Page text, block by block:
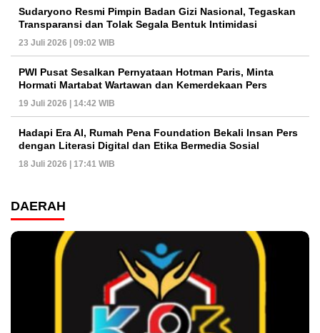
Sudaryono Resmi Pimpin Badan Gizi Nasional, Tegaskan
Transparansi dan Tolak Segala Bentuk Intimidasi
23 Juli 2026 | 09:02 WIB
PWI Pusat Sesalkan Pernyataan Hotman Paris, Minta
Hormati Martabat Wartawan dan Kemerdekaan Pers
19 Juli 2026 | 14:42 WIB
Hadapi Era AI, Rumah Pena Foundation Bekali Insan Pers
dengan Literasi Digital dan Etika Bermedia Sosial
18 Juli 2026 | 17:41 WIB
DAERAH